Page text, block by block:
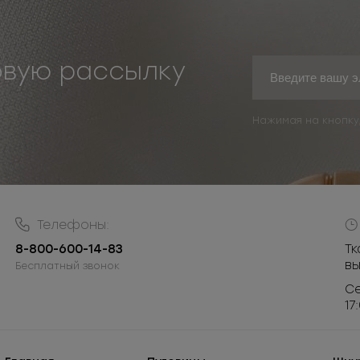
рассылку
Нажимая на
Телефоны:
8-800-600-14-83
Бесплатный звонок